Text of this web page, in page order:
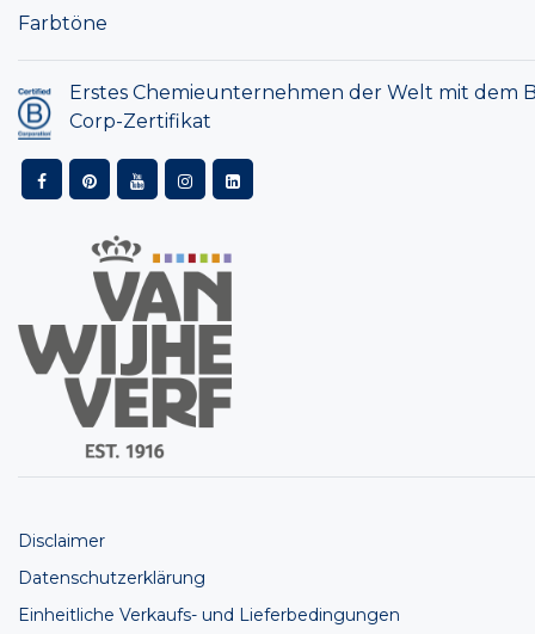
Farbtöne
Erstes Chemieunternehmen der Welt mit dem
Corp-Zertifikat
Disclaimer
Datenschutzerklärung
Einheitliche Verkaufs- und Lieferbedingungen